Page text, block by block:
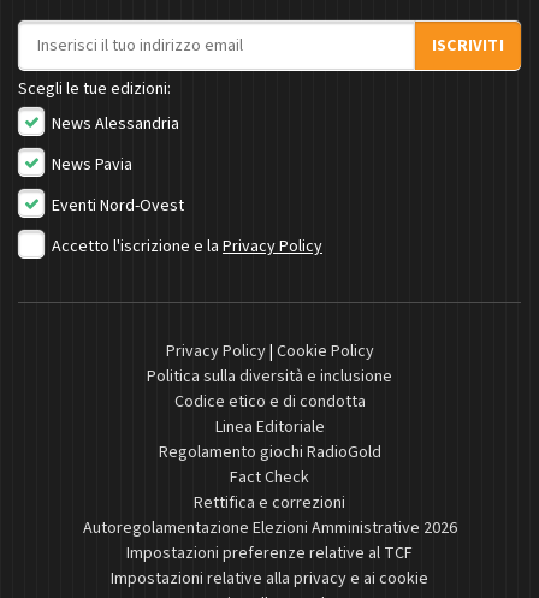
Indirizzo email
ISCRIVITI
Scegli le tue edizioni:
News Alessandria
News Pavia
Eventi Nord-Ovest
Accetto l'iscrizione e la Privacy Policy
Privacy Policy| Cookie Policy
Politica sulla diversità e inclusione
Codice etico e di condotta
Linea Editoriale
Regolamento giochi RadioGold
Fact Check
Rettifica e correzioni
Autoregolamentazione Elezioni Amministrative 2026
Impostazioni preferenze relative al TCF
Impostazioni relative alla privacy e ai cookie